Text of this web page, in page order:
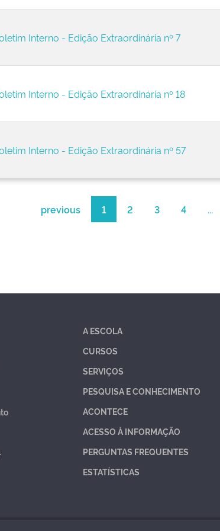
Interno - Edição Extraordinária nº 7
Interno - Edição Extraordinária nº 18
Interno - Edição Extraordinária nº 57
previous 1 2 3 4 ...
A ESCOLA
CURSOS
SERVIÇOS
PESQUISA E CONHECIMENTO
ACONTECE
ACESSO À INFORMAÇÃO
PERGUNTAS FREQUENTES
ESTATÍSTICAS